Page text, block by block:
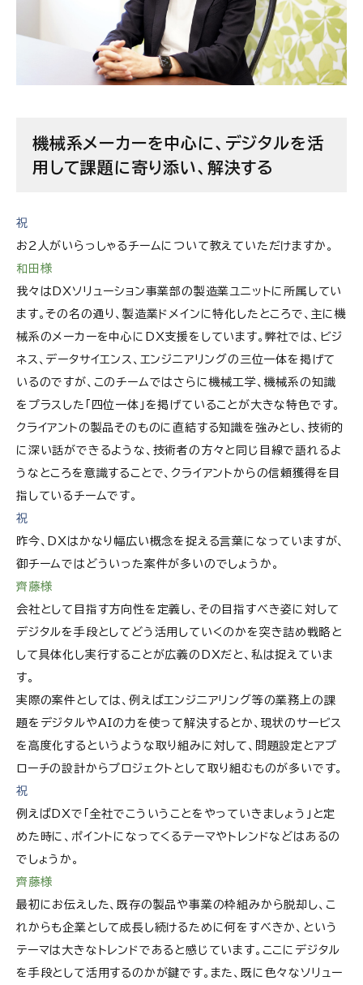
機械系メーカーを中心に、デジタルを活
用して課題に寄り添い、解決する
祝
お2人がいらっしゃるチームについて教えていただけますか。
和田様
我々はDXソリューション事業部の製造業ユニットに所属してい
ます。その名の通り、製造業ドメインに特化したところで、主に機
械系のメーカーを中心にDX支援をしています。弊社では、ビジ
ネス、データサイエンス、エンジニアリングの三位一体を掲げて
いるのですが、このチームではさらに機械工学、機械系の知識
をプラスした「四位一体」を掲げていることが大きな特色です。
クライアントの製品そのものに直結する知識を強みとし、技術的
に深い話ができるような、技術者の方々と同じ目線で語れるよ
うなところを意識することで、クライアントからの信頼獲得を目
指しているチームです。
祝
昨今、DXはかなり幅広い概念を捉える言葉になっていますが、
御チームではどういった案件が多いのでしょうか。
齊藤様
会社として目指す方向性を定義し、その目指すべき姿に対して
デジタルを手段としてどう活用していくのかを突き詰め戦略と
して具体化し実行することが広義のDXだと、私は捉えていま
す。
実際の案件としては、例えばエンジニアリング等の業務上の課
題をデジタルやAIの力を使って解決するとか、現状のサービス
を高度化するというような取り組みに対して、問題設定とアプ
ローチの設計からプロジェクトとして取り組むものが多いです。
祝
例えばDXで「全社でこういうことをやっていきましょう」と定
めた時に、ポイントになってくるテーマやトレンドなどはあるの
でしょうか。
齊藤様
最初にお伝えした、既存の製品や事業の枠組みから脱却し、こ
れからも企業として成長し続けるために何をすべきか、という
テーマは大きなトレンドであると感じています。ここにデジタル
を手段として活用するのかが鍵です。また、既に色々なソリュー